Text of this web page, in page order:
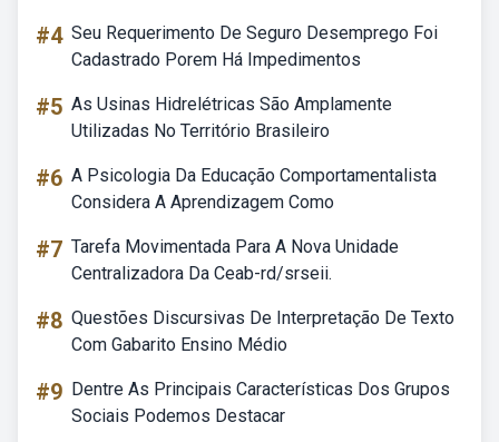
#4 Seu Requerimento De Seguro Desemprego Foi
Cadastrado Porem Há Impedimentos
#5 As Usinas Hidrelétricas São Amplamente
Utilizadas No Território Brasileiro
#6 A Psicologia Da Educação Comportamentalista
Considera A Aprendizagem Como
#7 Tarefa Movimentada Para A Nova Unidade
Centralizadora Da Ceab-rd/srseii.
#8 Questões Discursivas De Interpretação De Texto
Com Gabarito Ensino Médio
#9 Dentre As Principais Características Dos Grupos
Sociais Podemos Destacar